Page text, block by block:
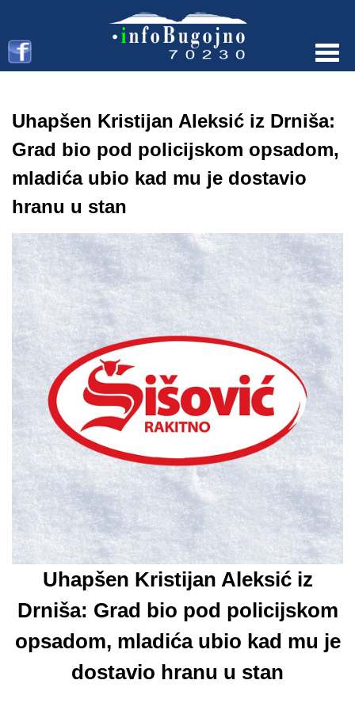
Uhapšen Kristijan Aleksić iz Drniša:
Grad bio pod policijskom opsadom,
mladića ubio kad mu je dostavio
hranu u stan
Uhapšen Kristijan Aleksić iz
Drniša: Grad bio pod policijskom
opsadom, mladića ubio kad mu je
dostavio hranu u stan